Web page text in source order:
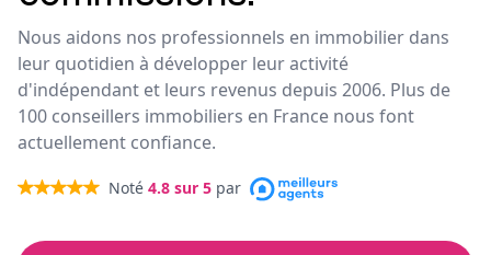
Nous aidons nos professionnels en immobilier dans
leur quotidien à développer leur activité
d'indépendant et leurs revenus depuis 2006. Plus de
100 conseillers immobiliers en France nous font
actuellement confiance.
Noté 4.8 sur 5 par